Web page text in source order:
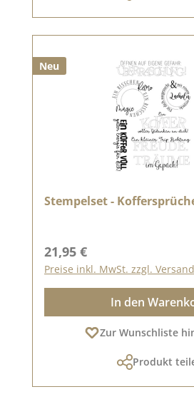
Neu
Stempelset -
Regulärer Preis:
21,95 €
Preise inkl. MwSt. zzgl.
In den
Zur Wunschliste
Produkt